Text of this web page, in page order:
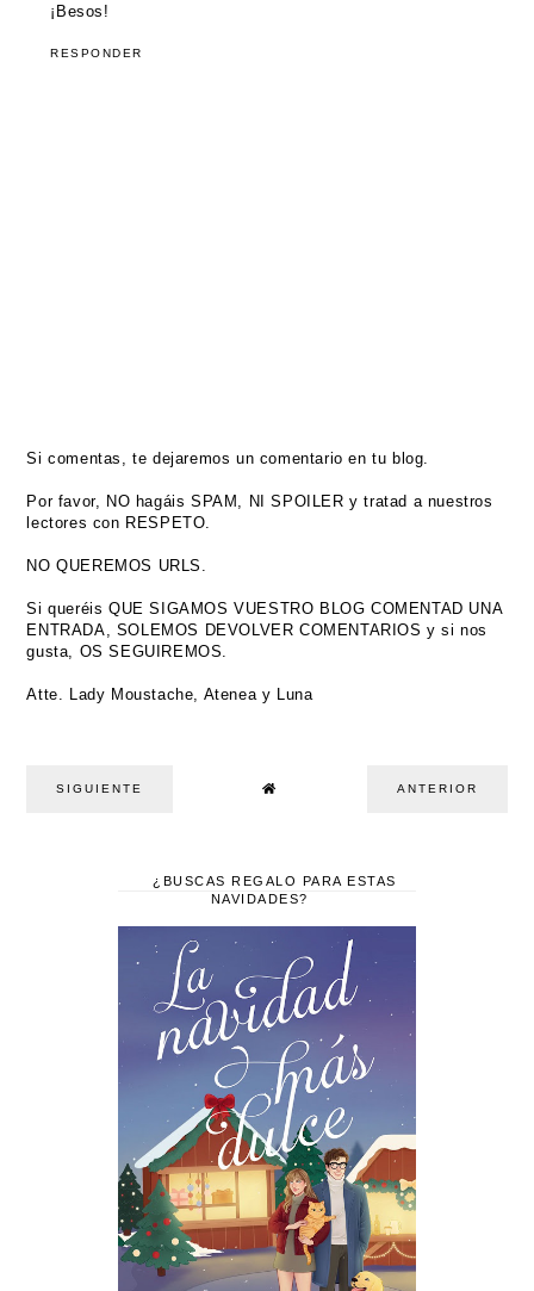
¡Besos!
RESPONDER
Si comentas, te dejaremos un comentario en tu blog.
Por favor, NO hagáis SPAM, NI SPOILER y tratad a nuestros
lectores con RESPETO.
NO QUEREMOS URLS.
Si queréis QUE SIGAMOS VUESTRO BLOG COMENTAD UNA
ENTRADA, SOLEMOS DEVOLVER COMENTARIOS y si nos
gusta, OS SEGUIREMOS.
Atte. Lady Moustache, Atenea y Luna
SIGUIENTE ANTERIOR
¿BUSCAS REGALO PARA ESTAS
NAVIDADES?